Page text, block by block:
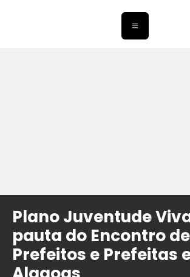
Plano Juventude
pauta do Encontro
Prefeitos e Prefeitas